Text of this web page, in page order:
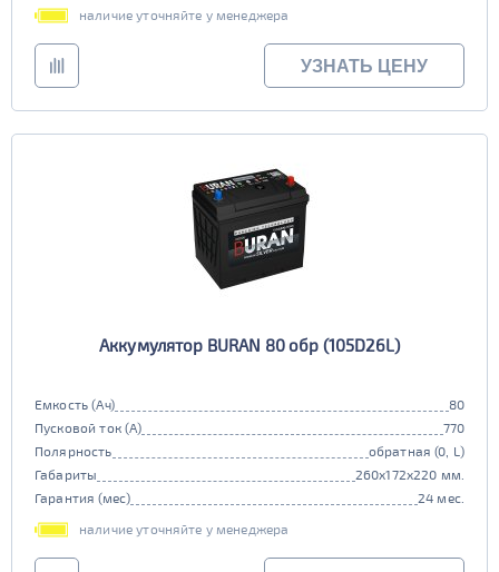
наличие уточняйте у менеджера
УЗНАТЬ ЦЕНУ
Аккумулятор BURAN 80 обр (105D26L)
Емкость (Ач)
80
Пусковой ток (А)
770
Полярность
обратная (0, L)
Габариты
260x172x220 мм.
Гарантия (мес)
24 мес.
наличие уточняйте у менеджера